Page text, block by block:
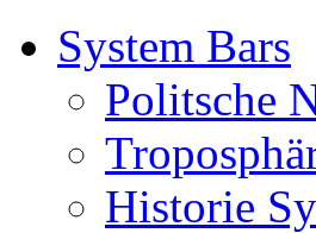
System Bars
Politsche
Historie